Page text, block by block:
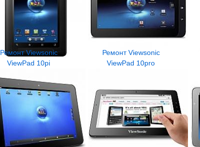
Ремонт Viewsonic
ViewPad 10pi
Ремонт Viewsonic
ViewPad 10pro